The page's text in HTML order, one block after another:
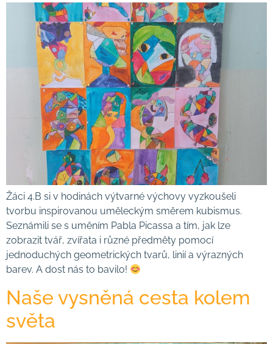
Žáci 4.B si v hodinách výtvarné výchovy vyzkoušeli
tvorbu inspirovanou uměleckým směrem kubismus.
Seznámili se s uměním Pabla Picassa a tím, jak lze
zobrazit tvář, zvířata i různé předměty pomocí
jednoduchých geometrických tvarů, linií a výrazných
barev. A dost nás to bavilo!
Naše vysněná cesta kolem
světa